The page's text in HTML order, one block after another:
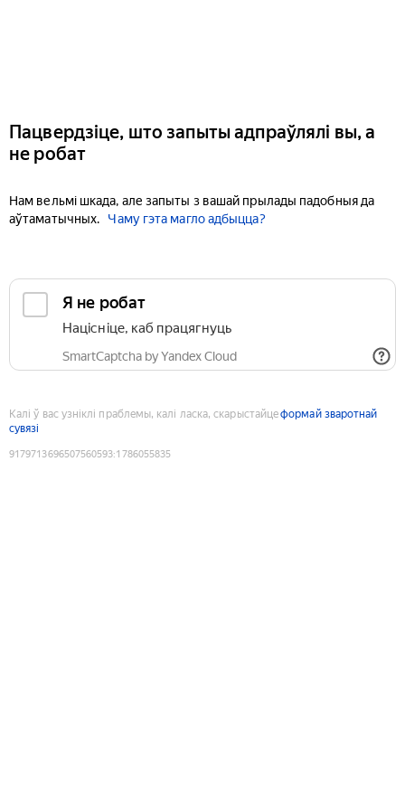
Пацвердзіце, што запыты адпраўлялі вы, а
не робат
Нам вельмі шкада, але запыты з вашай прылады падобныя да
аўтаматычных.
Чаму гэта магло адбыцца?
Я не робат
Націсніце, каб працягнуць
SmartCaptcha by Yandex Cloud
Калі ў вас узніклі праблемы, калі ласка, скарыстайцеформай зваротнай
сувязі
9179713696507560593:1786055835